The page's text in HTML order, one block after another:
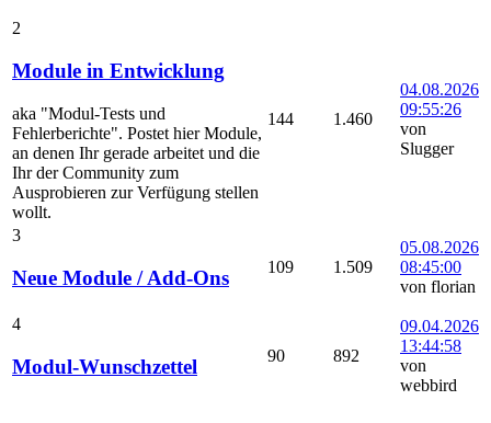
2
Module in Entwicklung
aka "Modul-Tests und
Fehlerberichte". Postet hier Module,
an denen Ihr gerade arbeitet und die
Ihr der Community zum
Ausprobieren zur Verfügung stellen
wollt.
144 1.460
04.08.2026
09:55:26
von
Slugger
3
Neue Module / Add-Ons 109 1.509
05.08.2026
08:45:00
von florian
4
Modul-Wunschzettel 90 892
09.04.2026
13:44:58
von
webbird